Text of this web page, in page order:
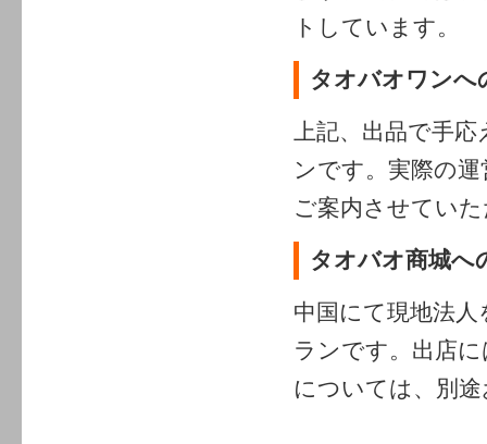
トしています。
タオバオワンへ
上記、出品で手
ンです。実際の
ご案内させてい
タオバオ商城へ
中国にて現地法
ランです。出店
については、別